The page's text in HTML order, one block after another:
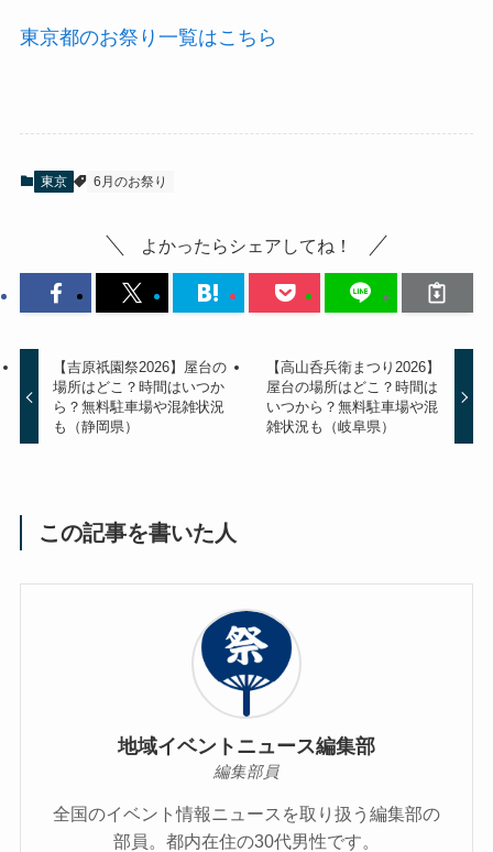
東京都のお祭り一覧はこちら
東京 6月のお祭り
よかったらシェアしてね！
【吉原祇園祭2026】屋台の
場所はどこ？時間はいつか
ら？無料駐車場や混雑状況
も（静岡県）
【高山呑兵衛まつり2026】
屋台の場所はどこ？時間は
いつから？無料駐車場や混
雑状況も（岐阜県）
この記事を書いた人
地域イベントニュース編集部
編集部員
全国のイベント情報ニュースを取り扱う編集部の
部員。都内在住の30代男性です。